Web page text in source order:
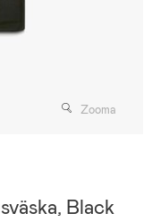
Zooma
Black